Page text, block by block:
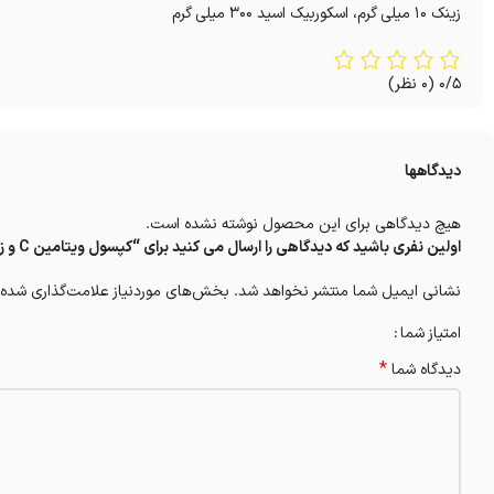
زینک 10 میلی گرم، اسکوربیک اسید 300 میلی گرم
0/5 (0 نظر)
دیدگاهها
هیچ دیدگاهی برای این محصول نوشته نشده است.
اولین نفری باشید که دیدگاهی را ارسال می کنید برای “کپسول ویتامین C و زینک اس تی پی فارما 30 عدد”
نشانی ایمیل شما منتشر نخواهد شد. بخش‌های موردنیاز علامت‌گذاری
امتیاز شما
دیدگاه شما*